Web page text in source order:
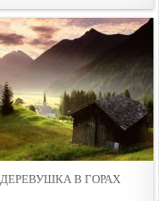
ДЕРЕВУШКА В ГОРАХ